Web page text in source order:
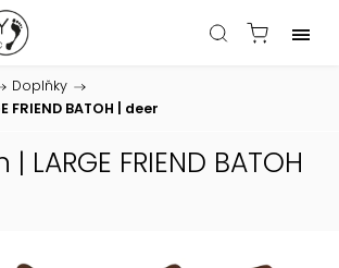
Doplňky /
FRIEND BATOH | deer
LARGE FRIEND BATOH